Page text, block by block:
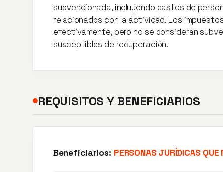
subvencionada, incluyendo gastos de
relacionados con la actividad. Los
efectivamente, pero no se consideran
susceptibles de recuperación.
REQUISITOS Y BENEFICIARIOS
Beneficiarios: PERSONAS JURÍDICAS